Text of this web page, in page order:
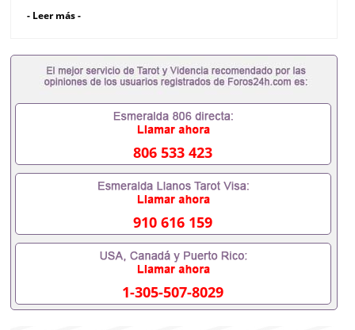
留学归国证明办理留信网认证办理留服认证办理学历
国文凭办理澳洲文凭办理英国文凭办理加拿大文凭办
理德国文凭 一、快速办理材料： 1、毕业证+成绩单
+留学回国人员证明+教育部认证,录取通知书，雅
友一份完美交代）； 2、雅思、托福，OFFER，在读
证明，学生卡等留学相关材料（申请学校、转学，甚
可以安排办理，毕业证成绩单，学校，专业，学位，
毕业时间都可以根据客户要求安排。 国内找工作假的
毕业证可以用吗551190476假的毕业证成绩单可以办
学历认证吗551190476要定居国外需要办理什么材料
551190476入职事业单位/国企假的毕业证会查吗
551190476入职国企/事业单位需要些什么材料
551190476办理假毕业证在国内能用吗, 挂科拿不到毕
业证怎么办, 毕业证丢了怎么办, 没有正常毕业怎么办
理毕业证,没毕业可以办学历认证吗,您是否因为中途
辍学、挂科而没有正常毕业551190476您是否因为递
交材料不齐而被拒之门外551190476您是否因没正常
- Leer más -
806 533 423
910 616 159
1-305-507-8029